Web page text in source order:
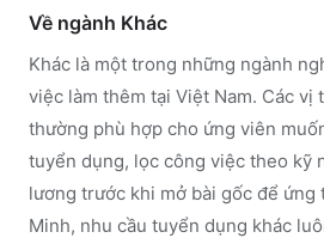
Về ngành Khác
Khác là một trong những ngành
việc làm thêm tại Việt Nam. Các vị
thường phù hợp cho ứng viên
tuyển dụng, lọc công việc theo kỹ
lương trước khi mở bài gốc để ứng
Minh, nhu cầu tuyển dụng khác